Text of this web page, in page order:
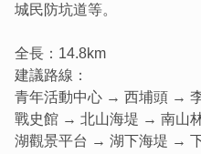
城民防坑道等。
全長：14.8km
建議路線：
青年活動中心 → 西埔頭 →
戰史館 → 北山海堤 → 南山
湖觀景平台 → 湖下海堤 →